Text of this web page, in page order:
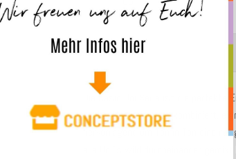
Beschreibung
Die Basic Uni Serie ist die
Looks. Untereinander kombiniert,
hervorragend um Ton in Ton eine
alle Uni`s wild durcheinander